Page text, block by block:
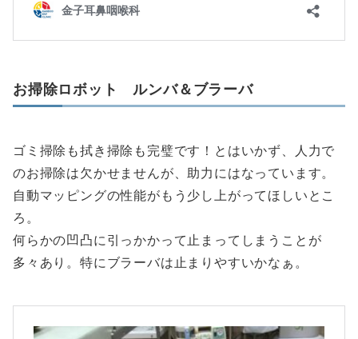
お掃除ロボット ルンバ＆ブラーバ
ゴミ掃除も拭き掃除も完璧です！とはいかず、人力で
のお掃除は欠かせませんが、助力にはなっています。
自動マッピングの性能がもう少し上がってほしいとこ
ろ。
何らかの凹凸に引っかかって止まってしまうことが
多々あり。特にブラーバは止まりやすいかなぁ。